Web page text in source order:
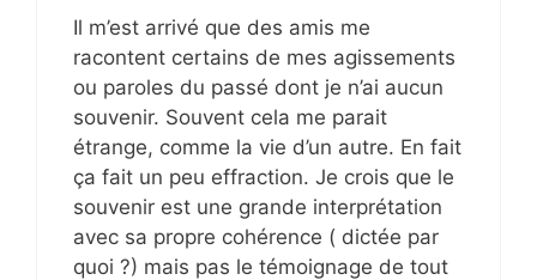
Il m’est arrivé que des amis me
racontent certains de mes agissements
ou paroles du passé dont je n’ai aucun
souvenir. Souvent cela me parait
étrange, comme la vie d’un autre. En fait
ça fait un peu effraction. Je crois que le
souvenir est une grande interprétation
avec sa propre cohérence ( dictée par
quoi ?) mais pas le témoignage de tout